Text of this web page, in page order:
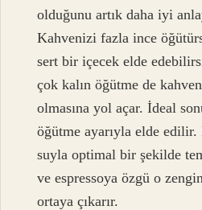
olduğunu artık daha iyi
Kahvenizi fazla ince
sert bir içecek elde
çok kalın öğütme de
olmasına yol açar. İdeal
öğütme ayarıyla elde
suyla optimal bir şekilde
ve espressoya özgü o
ortaya çıkarır.